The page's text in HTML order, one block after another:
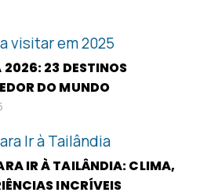
2026: 23 DESTINOS
DO MUNDO
IR À TAILÂNDIA: CLIMA,
INCRÍVEIS